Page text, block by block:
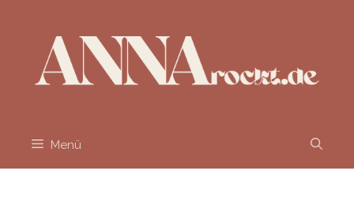
springen
Menü